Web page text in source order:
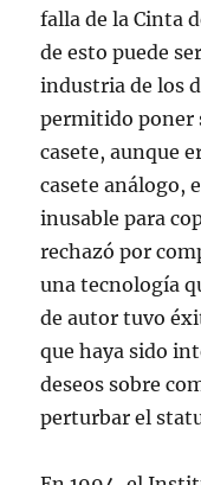
falla de la Cinta
de esto puede
industria de los
permitido poner
casete, aunque
casete análogo,
inusable para
rechazó por
una tecnología
de autor tuvo
que haya sido
deseos sobre
perturbar el